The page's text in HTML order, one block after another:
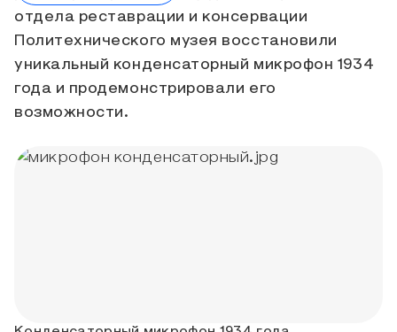
отдела реставрации и консервации
Политехнического музея восстановили
уникальный конденсаторный микрофон 1934
года и продемонстрировали его
возможности.